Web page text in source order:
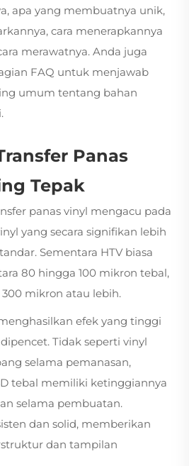
apa yang membuatnya unik,
cara menerapkannya
merawatnya. Anda juga
FAQ untuk menjawab
umum tentang bahan
Panas
Tepak
panas vinyl mengacu pada
yang secara signifikan lebih
Sementara HTV biasa
80 hingga 100 mikron tebal,
mikron atau lebih.
efek yang tinggi
Tidak seperti vinyl
selama pemanasan,
tebal memiliki ketinggiannya
selama pembuatan.
dan solid, memberikan
dan tampilan